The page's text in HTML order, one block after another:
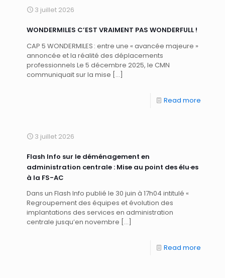
3 juillet 2026
WONDERMILES C’EST VRAIMENT PAS WONDERFULL !
CAP 5 WONDERMILES : entre une « avancée majeure »
annoncée et la réalité des déplacements
professionnels Le 5 décembre 2025, le CMN
communiquait sur la mise […]
Read more
3 juillet 2026
Flash Info sur le déménagement en
administration centrale : Mise au point des élu·es
à la FS-AC
Dans un Flash Info publié le 30 juin à 17h04 intitulé «
Regroupement des équipes et évolution des
implantations des services en administration
centrale jusqu’en novembre […]
Read more